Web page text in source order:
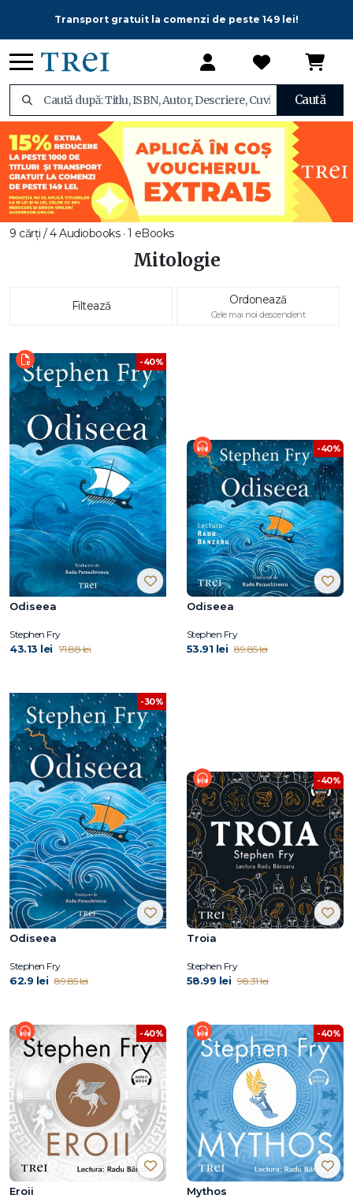
Transport gratuit la comenzi de peste 149 lei!
Caută
9 cărți / 4 Audiobooks · 1 eBooks
Mitologie
Filtează Ordonează
Cele mai noi descendent
-40%
Odiseea
Stephen Fry
43.13 lei 71.88 lei
-40%
Odiseea
Stephen Fry
53.91 lei 89.85 lei
-30%
Odiseea
Stephen Fry
62.9 lei 89.85 lei
-40%
Troia
Stephen Fry
58.99 lei 98.31 lei
-40%
Eroii
-40%
Mythos